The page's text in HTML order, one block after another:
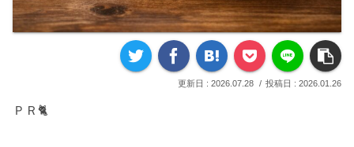
2026.07.28 2026.01.26
ＰＲ🐈